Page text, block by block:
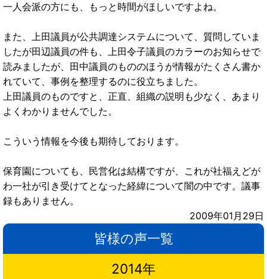
一人会派の方にも、もっと時間がほしいですよね。
また、上田議員が公共調達システムについて、質問していま
したが田辺議員の件も、上田令子議員のカラーのお知らせで
読みましたが、田中議員のもののほうが情報がたくさん書か
れていて、事例を整理するのに役立ちました。
上田議員のものですと、正直、組織の説明も少なく、あまり
よくわかりませんでした。
こういう情報を今後も期待しております。
保育園についても、民営化は結構ですが、これが社福えどが
わ一社が引き受けてとなった経緯について闇の中です。議事
録もありません。
2009年01月29日
皆様の声一覧
2014年